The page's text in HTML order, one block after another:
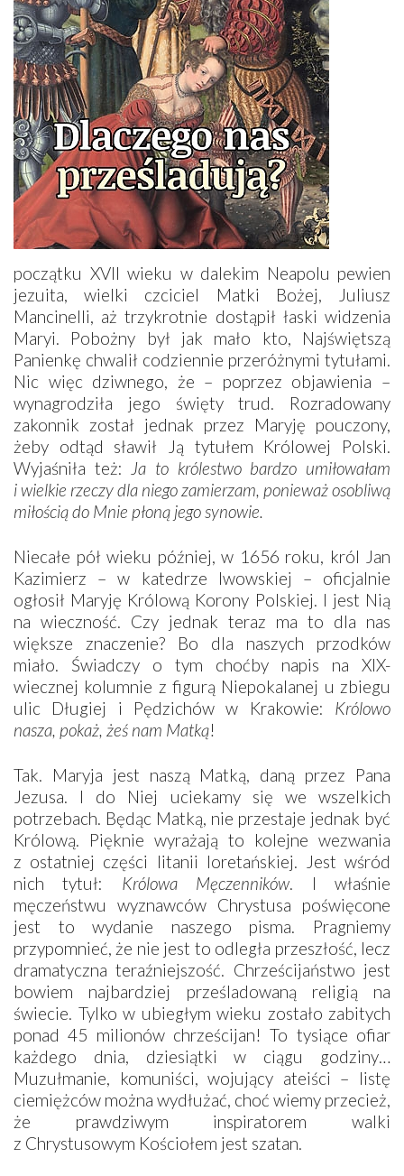
początku XVII wieku w dalekim Neapolu pewien
jezuita, wielki czciciel Matki Bożej, Juliusz
Mancinelli, aż trzykrotnie dostąpił łaski widzenia
Maryi. Pobożny był jak mało kto, Najświętszą
Panienkę chwalił codziennie przeróżnymi tytułami.
Nic więc dziwnego, że – poprzez objawienia –
wynagrodziła jego święty trud. Rozradowany
zakonnik został jednak przez Maryję pouczony,
żeby odtąd sławił Ją tytułem Królowej Polski.
Wyjaśniła też:
Ja to królestwo bardzo umiłowałam
i wielkie rzeczy dla niego zamierzam, ponieważ osobliwą
miłością do Mnie płoną jego synowie.
Niecałe pół wieku później, w 1656 roku, król Jan
Kazimierz – w katedrze lwowskiej – oficjalnie
ogłosił Maryję Królową Korony Polskiej. I jest Nią
na wieczność. Czy jednak teraz ma to dla nas
większe znaczenie? Bo dla naszych przodków
miało. Świadczy o tym choćby napis na XIX-
wiecznej kolumnie z figurą Niepokalanej u zbiegu
ulic Długiej i Pędzichów w Krakowie: Królowo
nasza, pokaż, żeś nam Matką!
Tak. Maryja jest naszą Matką, daną przez Pana
Jezusa. I do Niej uciekamy się we wszelkich
potrzebach. Będąc Matką, nie przestaje jednak być
Królową. Pięknie wyrażają to kolejne wezwania
z ostatniej części litanii loretańskiej. Jest wśród
nich tytuł: Królowa Męczenników. I właśnie
męczeństwu wyznawców Chrystusa poświęcone
jest to wydanie naszego pisma. Pragniemy
przypomnieć, że nie jest to odległa przeszłość, lecz
dramatyczna teraźniejszość. Chrześcijaństwo jest
bowiem najbardziej prześladowaną religią na
świecie. Tylko w ubiegłym wieku zostało zabitych
ponad 45 milionów chrześcijan! To tysiące ofiar
każdego dnia, dziesiątki w ciągu godziny…
Muzułmanie, komuniści, wojujący ateiści – listę
ciemiężców można wydłużać, choć wiemy przecież,
że prawdziwym inspiratorem walki
z Chrystusowym Kościołem jest szatan.